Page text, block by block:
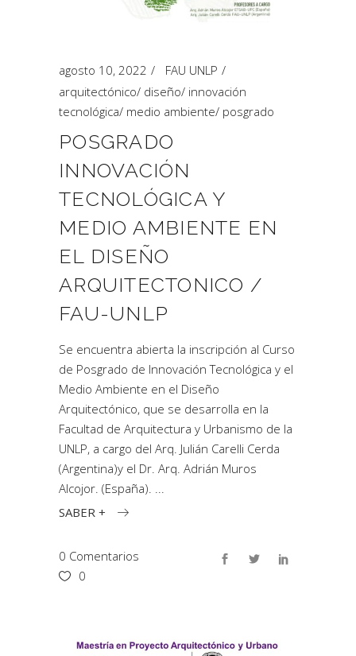
agosto 10, 2022
FAU UNLP
arquitectónico/ diseño/ innovación
tecnológica/ medio ambiente/ posgrado
POSGRADO
INNOVACIÓN
TECNOLÓGICA Y
MEDIO AMBIENTE EN
EL DISEÑO
ARQUITECTONICO /
FAU-UNLP
Se encuentra abierta la inscripción al Curso
de Posgrado de Innovación Tecnológica y el
Medio Ambiente en el Diseño
Arquitectónico, que se desarrolla en la
Facultad de Arquitectura y Urbanismo de la
UNLP, a cargo del Arq. Julián Carelli Cerda
(Argentina)y el Dr. Arq. Adrián Muros
Alcojor. (España).
SABER +
0 Comentarios
0